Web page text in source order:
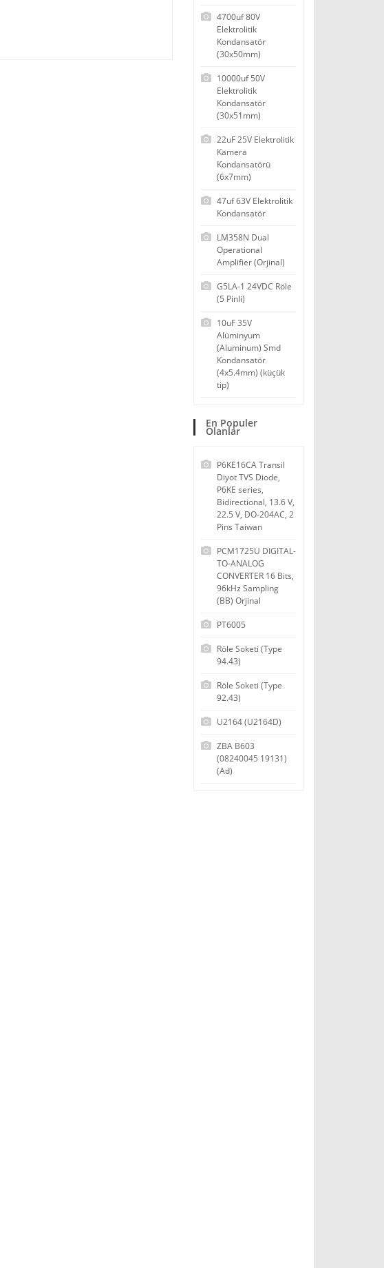
4700uf 80V
Elektrolitik
Kondansatör
(30x50mm)
10000uf 50V
Elektrolitik
Kondansatör
(30x51mm)
22uF 25V Elektrolitik
Kamera
Kondansatörü
(6x7mm)
47uf 63V Elektrolitik
Kondansatör
LM358N Dual
Operational
Amplifier (Orjinal)
G5LA-1 24VDC Röle
(5 Pinli)
10uF 35V
Alüminyum
(Aluminum) Smd
Kondansatör
(4x5.4mm) (küçük
tip)
En Populer
Olanlar
P6KE16CA Transil
Diyot TVS Diode,
P6KE series,
Bidirectional, 13.6 V,
22.5 V, DO-204AC, 2
Pins Taiwan
PCM1725U DIGITAL-
TO-ANALOG
CONVERTER 16 Bits,
96kHz Sampling
(BB) Orjinal
PT6005
Röle Soketi (Type
94.43)
Röle Soketi (Type
92.43)
U2164 (U2164D)
ZBA B603
(08240045 19131)
(Ad)